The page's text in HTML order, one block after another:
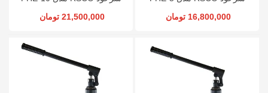
16,800,000 تومان
21,500,000 تومان